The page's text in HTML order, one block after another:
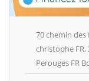
70 chemin
christophe FR,
Perouges FR